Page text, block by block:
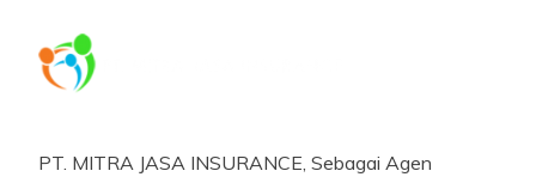
PT. MITRA JASA INSURANCE, Sebagai Agen